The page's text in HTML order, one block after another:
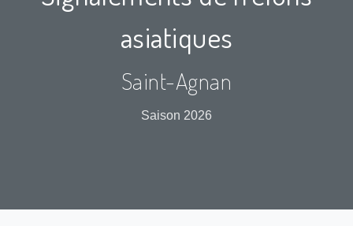
asiatiques
Saint-Agnan
Saison 2026